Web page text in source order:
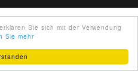
Sie sich mit der Verwendung
Sie mehr